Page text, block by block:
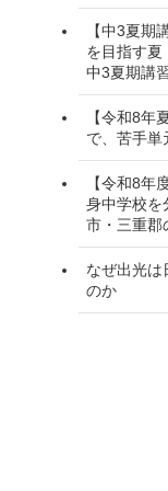
【中3夏期
を目指す夏
中3夏期講
【令和8年
で、苦手単
【令和8年
身中学校を
市・三重郡
なぜ出光は
のか